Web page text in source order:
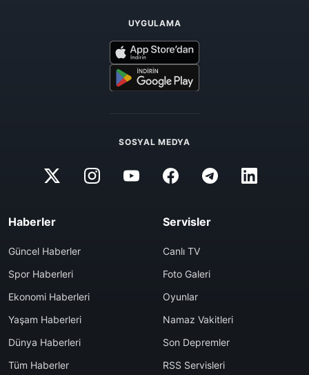
UYGULAMA
SOSYAL MEDYA
Haberler
Güncel Haberler
Spor Haberleri
Ekonomi Haberleri
Yaşam Haberleri
Dünya Haberleri
Tüm Haberler
Servisler
Canlı TV
Foto Galeri
Oyunlar
Namaz Vakitleri
Son Depremler
RSS Servisleri